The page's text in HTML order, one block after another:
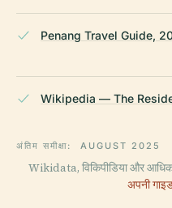
Penang Travel Guide,
Wikipedia — The
अंतिम समीक्षा: AUGUST 2025
Wikidata, विकिपीडिया और
अपनी